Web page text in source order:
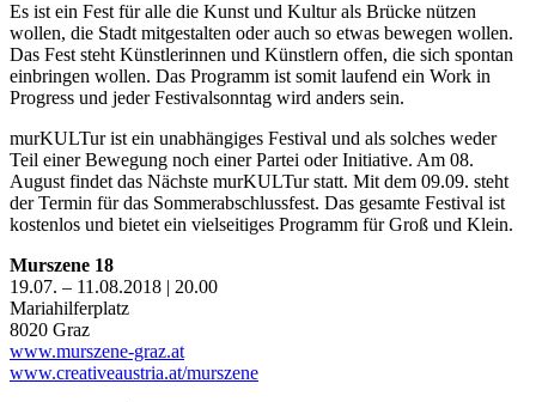
Es ist ein Fest für alle die Kunst und Kultur als Brücke nützen
wollen, die Stadt mitgestalten oder auch so etwas bewegen wollen.
Das Fest steht Künstlerinnen und Künstlern offen, die sich spontan
einbringen wollen. Das Programm ist somit laufend ein Work in
Progress und jeder Festivalsonntag wird anders sein.
murKULTur ist ein unabhängiges Festival und als solches weder
Teil einer Bewegung noch einer Partei oder Initiative. Am 08.
August findet das Nächste murKULTur statt. Mit dem 09.09. steht
der Termin für das Sommerabschlussfest. Das gesamte Festival ist
kostenlos und bietet ein vielseitiges Programm für Groß und Klein.
Murszene 18
19.07. – 11.08.2018 | 20.00
Mariahilferplatz
8020 Graz
www.murszene-graz.at
www.creativeaustria.at/murszene